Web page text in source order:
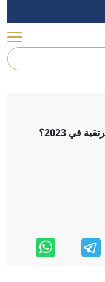
كيف تناولت الكتب الأجنبية التحولات المرتقبة في 2023؟